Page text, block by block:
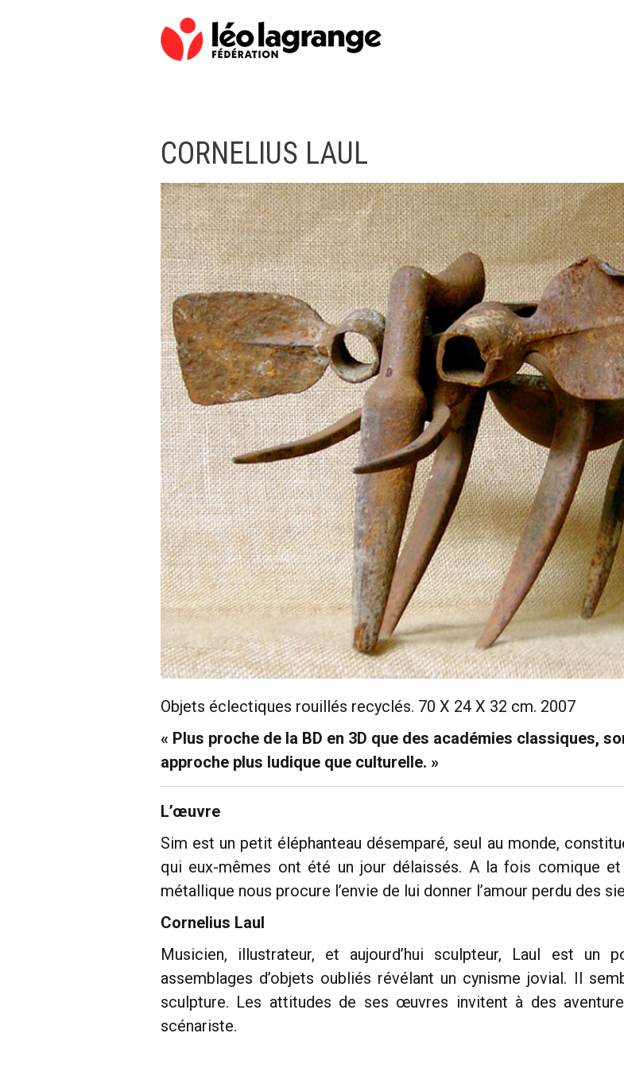
CORNELIUS LAUL
Objets éclectiques rouillés recyclés. 70 X 24 X 32 cm. 2007
« Plus proche de la BD en 3D que des académies classiques,
approche plus ludique que culturelle. »
L’œuvre
Sim est un petit éléphanteau désemparé, seul au monde,
qui eux-mêmes ont été un jour délaissés. A la fois comique
métallique nous procure l’envie de lui donner l’amour perdu des
Cornelius Laul
Musicien, illustrateur, et aujourd’hui sculpteur, Laul est un
assemblages d’objets oubliés révélant un cynisme jovial. Il
sculpture. Les attitudes de ses œuvres invitent à des
scénariste.